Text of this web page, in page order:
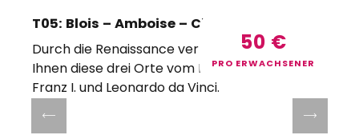
50 €
PRO ERWACHSENER
T05: Blois – Amboise – Clos Lucé 2026
Durch die Renaissance verbunden, erzählen
Ihnen diese drei Orte vom Leben zur Zeit von
Franz I. und Leonardo da Vinci.